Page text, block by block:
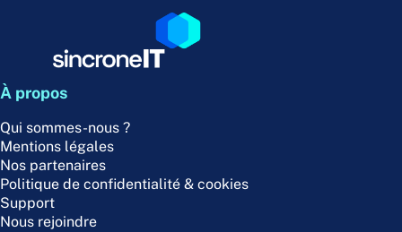
À propos
Qui sommes-nous ?
Mentions légales
Nos partenaires
Politique de confidentialité & cookies
Support
Nous rejoindre